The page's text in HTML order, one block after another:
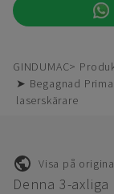
GINDUMAC
➤ Begagnad
laserskärare
Visa på
Denna 3-